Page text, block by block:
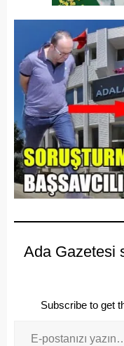
Ada Gazetesi
Subscribe to get